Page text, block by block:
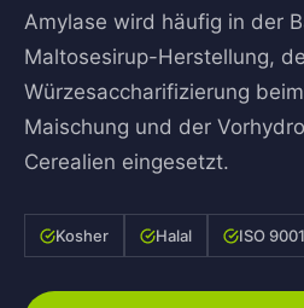
Amylase wird häufig in der
Maltosesirup-Herstellung,
Würzesaccharifizierung
Maischung und der
Cerealien eingesetzt.
Kosher Halal ISO 9001